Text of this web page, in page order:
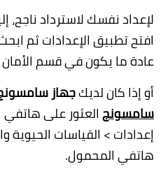
لإعداد نفسك لاسترداد ناجح،
افتح تطبيق الإعدادات ثم
عادة ما يكون في قسم
أو إذا كان لديكجهاز
سامسونجالعثور على
إعدادات > القياسات الحيوية
هاتفي المحمول.